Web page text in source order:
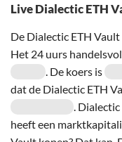
Live Dialectic ETH
De Dialectic ETH
Het 24 uurs
. De koers is
dat de Dialectic ETH
.
heeft een